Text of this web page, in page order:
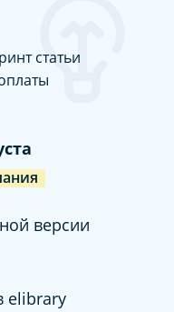
статьи
версии
elibrary